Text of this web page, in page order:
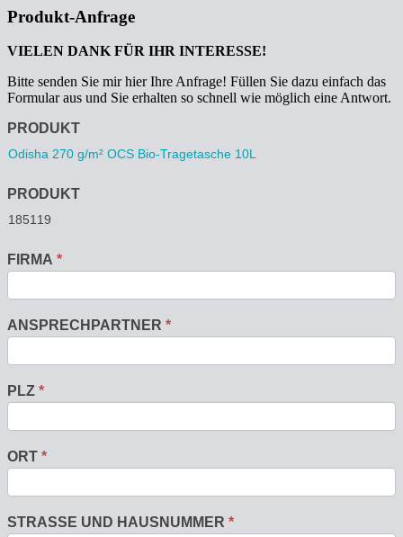
Produkt-Anfrage
VIELEN DANK FÜR IHR INTERESSE!
Bitte senden Sie mir hier Ihre Anfrage! Füllen Sie dazu einfach das
Formular aus und Sie erhalten so schnell wie möglich eine Antwort.
Anfrage
PRODUKT
PRODUKT
FIRMA *
ANSPRECHPARTNER *
PLZ *
ORT *
STRASSE UND HAUSNUMMER *